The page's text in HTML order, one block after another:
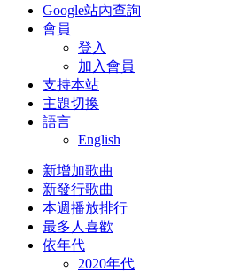
Google站內查詢
會員
登入
加入會員
支持本站
主題切換
語言
English
新增加歌曲
新發行歌曲
本週播放排行
最多人喜歡
依年代
2020年代